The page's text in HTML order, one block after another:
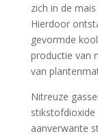
zich in de
Hierdoor
gevormde
productie van
van
Nitreuze
aanverwante